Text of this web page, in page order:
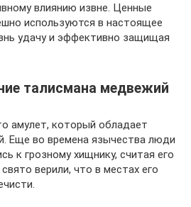
влиянию извне. Ценные
используются в настоящее
удачу и эффективно защищая
талисмана медвежий
амулет, который обладает
Еще во времена язычества люди
к грозному хищнику, считая его
верили, что в местах его